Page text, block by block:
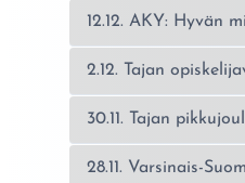
12.12. AKY: Hyvän
2.12. Tajan
30.11. Tajan
28.11. Varsinais-